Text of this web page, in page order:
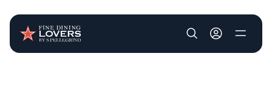
User account